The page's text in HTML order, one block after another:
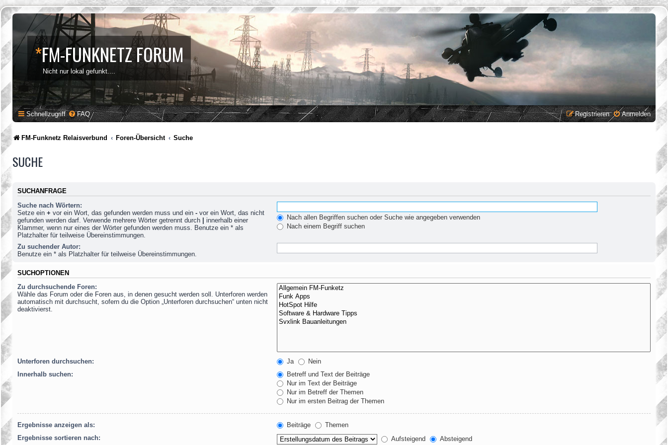
*FM-FUNKNETZ FORUM
Nicht nur lokal gefunkt....
Schnellzugriff FAQ Anmelden
Registrieren
FM-Funknetz Relaisverbund Foren-Übersicht Suche
SUCHE
SUCHANFRAGE
Suche nach Wörtern:
Setze ein + vor ein Wort, das gefunden werden muss und ein - vor ein Wort, das nicht
gefunden werden darf. Verwende mehrere Wörter getrennt durch | innerhalb einer
Klammer, wenn nur eines der Wörter gefunden werden muss. Benutze ein * als
Platzhalter für teilweise Übereinstimmungen.
Nach allen Begriffen suchen oder Suche wie angegeben verwenden
Nach einem Begriff suchen
Zu suchender Autor:
Benutze ein * als Platzhalter für teilweise Übereinstimmungen.
SUCHOPTIONEN
Zu durchsuchende Foren:
Wähle das Forum oder die Foren aus, in denen gesucht werden soll. Unterforen werden
automatisch mit durchsucht, sofern du die Option „Unterforen durchsuchen“ unten nicht
deaktivierst.
Unterforen durchsuchen: Ja
Nein
Innerhalb suchen:
Betreff und Text der Beiträge
Nur im Text der Beiträge
Nur im Betreff der Themen
Nur im ersten Beitrag der Themen
Ergebnisse anzeigen als: Beiträge
Themen
Ergebnisse sortieren nach:
Aufsteigend Absteigend